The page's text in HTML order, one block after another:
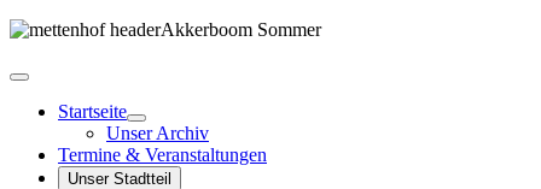
Startseite
Unser Archiv
Termine & Veranstaltungen
Unser Stadtteil